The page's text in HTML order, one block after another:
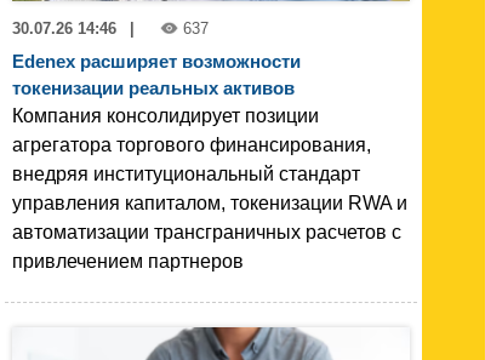
30.07.26 14:46 637
Edenex расширяет возможности
токенизации реальных активов
Компания консолидирует позиции
агрегатора торгового финансирования,
внедряя институциональный стандарт
управления капиталом, токенизации RWA и
автоматизации трансграничных расчетов с
привлечением партнеров